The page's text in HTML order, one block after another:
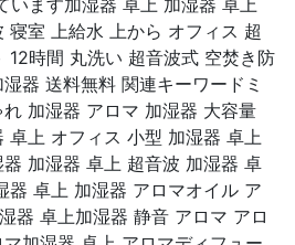
います加湿器 卓上 加湿器 卓上
寝室 上給水 上から オフィス 超
12時間 丸洗い 超音波式 空焚き防
器 送料無料 関連キーワードミ
加湿器 アロマ 加湿器 大容量
卓上 オフィス 小型 加湿器 卓上
加湿器 卓上 超音波 加湿器 卓
器 卓上 加湿器 アロマオイル ア
器 卓上加湿器 静音 アロマ アロ